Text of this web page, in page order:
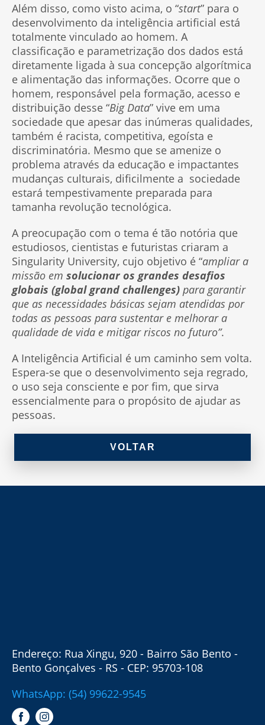
Além disso, como visto acima, o “start” para o
desenvolvimento da inteligência artificial está
totalmente vinculado ao homem. A
classificação e parametrização dos dados está
diretamente ligada à sua concepção algorítmica
e alimentação das informações. Ocorre que o
homem, responsável pela formação, acesso e
distribuição desse “Big Data” vive em uma
sociedade que apesar das inúmeras qualidades,
também é racista, competitiva, egoísta e
discriminatória. Mesmo que se amenize o
problema através da educação e impactantes
mudanças culturais, dificilmente a sociedade
estará tempestivamente preparada para
tamanha revolução tecnológica.
A preocupação com o tema é tão notória que
estudiosos, cientistas e futuristas criaram a
Singularity University, cujo objetivo é “ampliar a
missão em solucionar os grandes desafios
globais (global grand challenges) para garantir
que as necessidades básicas sejam atendidas por
todas as pessoas para sustentar e melhorar a
qualidade de vida e mitigar riscos no futuro”.
A Inteligência Artificial é um caminho sem volta.
Espera-se que o desenvolvimento seja regrado,
o uso seja consciente e por fim, que sirva
essencialmente para o propósito de ajudar as
pessoas.
VOLTAR
Endereço: Rua Xingu, 920 - Bairro São Bento -
Bento Gonçalves - RS - CEP: 95703-108
WhatsApp: (54) 99622-9545